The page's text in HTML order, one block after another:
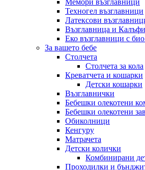
Мемори възглавници
Техногел възглавници
Латексови
Възглавница и Калъфи
Еко възглавници с
За вашето бебе
Столчета
Столчета за кола
Креватчета и кошарки
Детски кошарки
Възглавнички
Бебешки oлекотени
Бебешки олекотени
Обиколници
Кенгуру
Матрачета
Детски колички
Комбинирани
Проходилки и